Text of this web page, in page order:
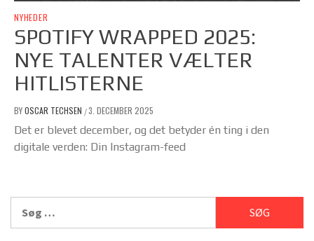
NYHEDER
SPOTIFY WRAPPED 2025:
NYE TALENTER VÆLTER
HITLISTERNE
BYOSCAR TECHSEN /3. DECEMBER 2025
Det er blevet december, og det betyder én ting i den
digitale verden: Din Instagram-feed
efter: